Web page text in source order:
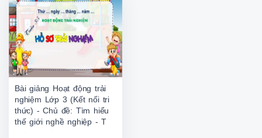
Bài giảng Hoạt động trải
nghiệm Lớp 3 (Kết nối tri
thức) - Chủ đề: Tìm hiểu
thế giới nghề nghiệp - T